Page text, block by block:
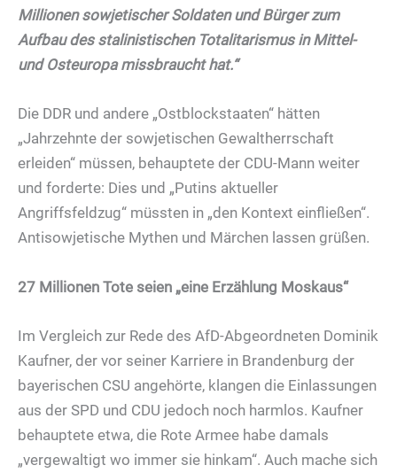
Millionen sowjetischer Soldaten und Bürger zum
Aufbau des stalinistischen Totalitarismus in Mittel-
und Osteuropa missbraucht hat.“
Die DDR und andere „Ostblockstaaten“ hätten
„Jahrzehnte der sowjetischen Gewaltherrschaft
erleiden“ müssen, behauptete der CDU-Mann weiter
und forderte: Dies und „Putins aktueller
Angriffsfeldzug“ müssten in „den Kontext einfließen“.
Antisowjetische Mythen und Märchen lassen grüßen.
27 Millionen Tote seien „eine Erzählung Moskaus“
Im Vergleich zur Rede des AfD-Abgeordneten Dominik
Kaufner, der vor seiner Karriere in Brandenburg der
bayerischen CSU angehörte, klangen die Einlassungen
aus der SPD und CDU jedoch noch harmlos. Kaufner
behauptete etwa, die Rote Armee habe damals
„vergewaltigt wo immer sie hinkam“. Auch mache sich